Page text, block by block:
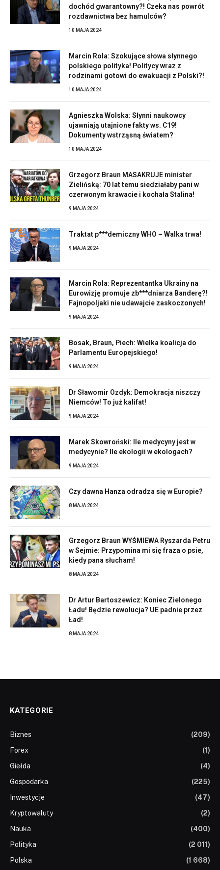
dochód gwarantowny?! Czeka nas powrót
rozdawnictwa bez hamulców?
10 MAJA 2024
Marcin Rola: Szokujące słowa słynnego
polskiego polityka! Politycy wraz z
rodzinami gotowi do ewakuacji z Polski?!
10 MAJA 2024
Agnieszka Wolska: Słynni naukowcy
ujawniają utajnione fakty ws. C19!
Dokumenty wstrząsną światem?
10 MAJA 2024
Grzegorz Braun MASAKRUJE minister
Zielińską: 70 lat temu siedziałaby pani w
czerwonym krawacie i kochała Stalina!
9 MAJA 2024
Traktat p***demiczny WHO – Walka trwa!
9 MAJA 2024
Marcin Rola: Reprezentantka Ukrainy na
Eurowizję promuje zb***dniarza Banderę?!
Fajnopoljaki nie udawajcie zaskoczonych!
9 MAJA 2024
Bosak, Braun, Piech: Wielka koalicja do
Parlamentu Europejskiego!
9 MAJA 2024
Dr Sławomir Ozdyk: Demokracja niszczy
Niemców! To już kalifat!
9 MAJA 2024
Marek Skowroński: Ile medycyny jest w
medycynie? Ile ekologii w ekologach?
9 MAJA 2024
Czy dawna Hanza odradza się w Europie?
8 MAJA 2024
Grzegorz Braun WYŚMIEWA Ryszarda Petru
w Sejmie: Przypomina mi się fraza o psie,
kiedy pana słucham!
8 MAJA 2024
Dr Artur Bartoszewicz: Koniec Zielonego
Ładu! Będzie rewolucja? UE padnie przez
Ład!
8 MAJA 2024
KATEGORIE
Biznes
(209)
Forex
(1)
Giełda
(4)
Gospodarka
(225)
Inwestycje
(47)
Kryptowaluty
(2)
Nauka
(400)
Polityka
(2 011)
Polska
(1 668)